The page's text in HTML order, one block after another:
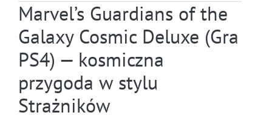
Marvel’s Guardians of the
Galaxy Cosmic Deluxe (Gra
PS4) — kosmiczna
przygoda w stylu
Strażników